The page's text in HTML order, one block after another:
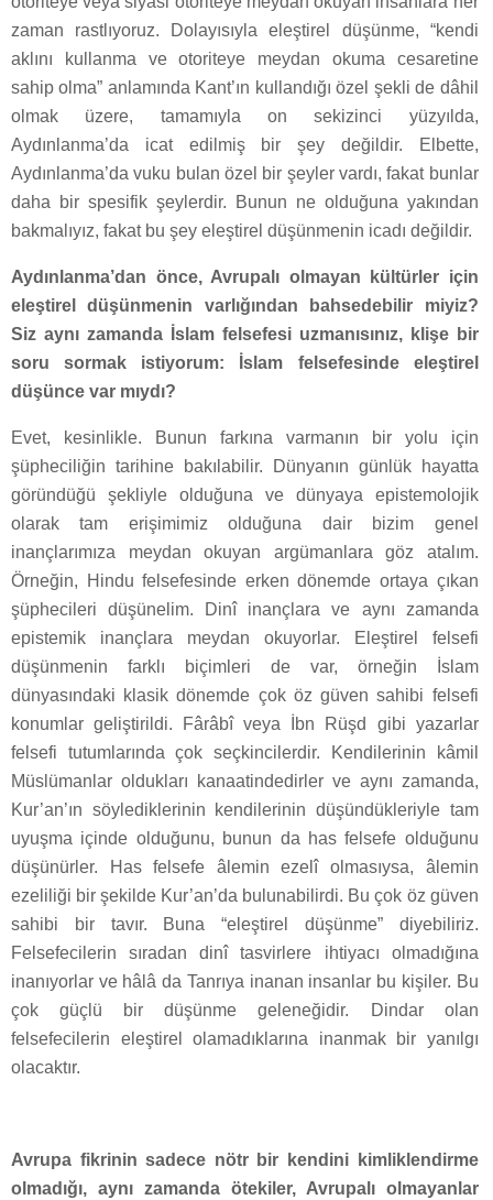
zaman rastlıyoruz. Dolayısıyla eleştirel düşünme, “kendi
aklını kullanma ve otoriteye meydan okuma cesaretine
sahip olma” anlamında Kant’ın kullandığı özel şekli de dâhil
olmak üzere, tamamıyla on sekizinci yüzyılda,
Aydınlanma’da icat edilmiş bir şey değildir. Elbette,
Aydınlanma’da vuku bulan özel bir şeyler vardı, fakat bunlar
daha bir spesifik şeylerdir. Bunun ne olduğuna yakından
bakmalıyız, fakat bu şey eleştirel düşünmenin icadı değildir.
Aydınlanma’dan önce, Avrupalı olmayan kültürler için
eleştirel düşünmenin varlığından bahsedebilir miyiz?
Siz aynı zamanda İslam felsefesi uzmanısınız, klişe bir
soru sormak istiyorum: İslam felsefesinde eleştirel
düşünce var mıydı?
Evet, kesinlikle. Bunun farkına varmanın bir yolu için
şüpheciliğin tarihine bakılabilir. Dünyanın günlük hayatta
göründüğü şekliyle olduğuna ve dünyaya epistemolojik
olarak tam erişimimiz olduğuna dair bizim genel
inançlarımıza meydan okuyan argümanlara göz atalım.
Örneğin, Hindu felsefesinde erken dönemde ortaya çıkan
şüphecileri düşünelim. Dinî inançlara ve aynı zamanda
epistemik inançlara meydan okuyorlar. Eleştirel felsefi
düşünmenin farklı biçimleri de var, örneğin İslam
dünyasındaki klasik dönemde çok öz güven sahibi felsefi
konumlar geliştirildi. Fârâbî veya İbn Rüşd gibi yazarlar
felsefi tutumlarında çok seçkincilerdir. Kendilerinin kâmil
Müslümanlar oldukları kanaatindedirler ve aynı zamanda,
Kur’an’ın söylediklerinin kendilerinin düşündükleriyle tam
uyuşma içinde olduğunu, bunun da has felsefe olduğunu
düşünürler. Has felsefe âlemin ezelî olmasıysa, âlemin
ezeliliği bir şekilde Kur’an’da bulunabilirdi. Bu çok öz güven
sahibi bir tavır. Buna “eleştirel düşünme” diyebiliriz.
Felsefecilerin sıradan dinî tasvirlere ihtiyacı olmadığına
inanıyorlar ve hâlâ da Tanrıya inanan insanlar bu kişiler. Bu
çok güçlü bir düşünme geleneğidir. Dindar olan
felsefecilerin eleştirel olamadıklarına inanmak bir yanılgı
olacaktır.
Avrupa fikrinin sadece nötr bir kendini kimliklendirme
olmadığı, aynı zamanda ötekiler, Avrupalı olmayanlar